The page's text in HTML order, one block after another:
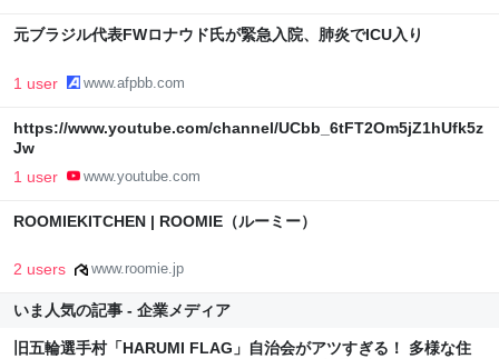
元ブラジル代表FWロナウド氏が緊急入院、肺炎でICU入り
1 user www.afpbb.com
https://www.youtube.com/channel/UCbb_6tFT2Om5jZ1hUfk5z
Jw
1 user www.youtube.com
ROOMIEKITCHEN | ROOMIE（ルーミー）
2 users www.roomie.jp
いま人気の記事 - 企業メディア
旧五輪選手村「HARUMI FLAG」自治会がアツすぎる！ 多様な住